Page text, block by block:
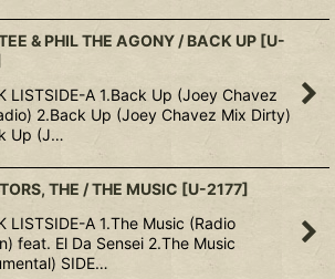
& PHIL THE AGONY / BACK UP [U-
LISTSIDE-A 1.Back Up (Joey Chavez
2.Back Up (Joey Chavez Mix Dirty)
Up (J…
THE / THE MUSIC [U-2177]
LISTSIDE-A 1.The Music (Radio
feat. El Da Sensei 2.The Music
SIDE…